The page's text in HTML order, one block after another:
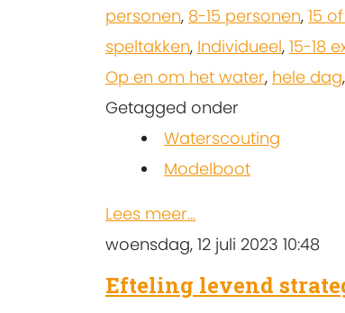
personen, 8-15 personen, 15
speltakken, Individueel, 15-18
Op en om het water, hele dag,
Getagged onder
Waterscouting
Modelboot
Lees meer...
woensdag, 12 juli 2023 10:48
Efteling levend